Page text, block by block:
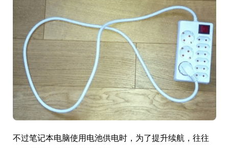
不过笔记本电脑使用电池供电时，为了提升续航，往往